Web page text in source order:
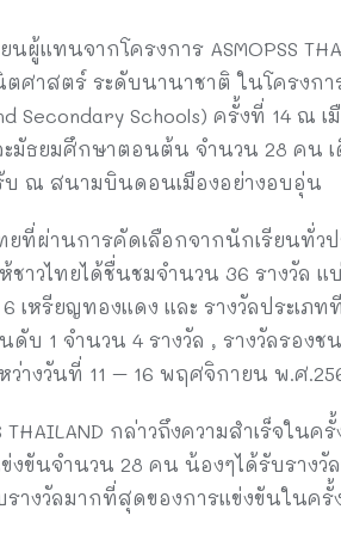
แทนจากโครงการ ASMOPSS
าสตร์ ระดับนานาชาติ ในโครงการ
Secondary Schools) ครั้งที่ 14 ณ เ
มัธยมศึกษาตอนต้น จำนวน 28 คน
บ ณ สนามบินดอนเมืองอย่างอบอุ่น
ผ่านการคัดเลือกจากนักเรียนทั่วปร
วไทยได้ชื่นชมจำนวน 36 รางวัล แบ่
เหรียญทองแดง และ รางวัลประเภท
ดับ 1 จำนวน 4 รางวัล , รางวัลรอง
ว่างวันที่ 11 – 16 พฤศจิกายน พ.ศ
กล่าวถึงความสำเร็จใน
งขันจำนวน 28 คน น้องๆได้รับรางวั
างวัลมากที่สุดของการแข่งขันในครั้